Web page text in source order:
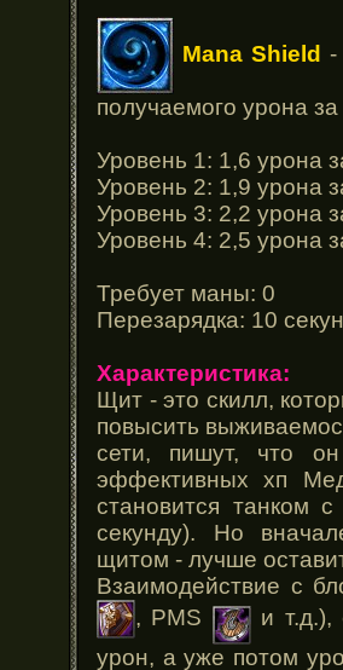
Mana Shield -
получаемого урона
Уровень 1: 1,6 урона
Уровень 2: 1,9 урона
Уровень 3: 2,2 урона
Уровень 4: 2,5 урона
Требует маны: 0
Перезарядка: 10
Характеристика:
Щит - это скилл,
повысить
сети, пишут, что он
эффективных хп
становится танком
секунду). Но
щитом - лучше
Взаимодействие с
, PMS
и т.д.),
урон, а уже потом